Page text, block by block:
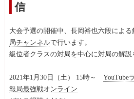
信
大会予選の開催中、長岡裕也六段による
局チャンネルで行います。
級位者クラスの対局を中心に対局の解説
2021年1月30日（土） 15時～ YouTube
報局最強戦オンライン